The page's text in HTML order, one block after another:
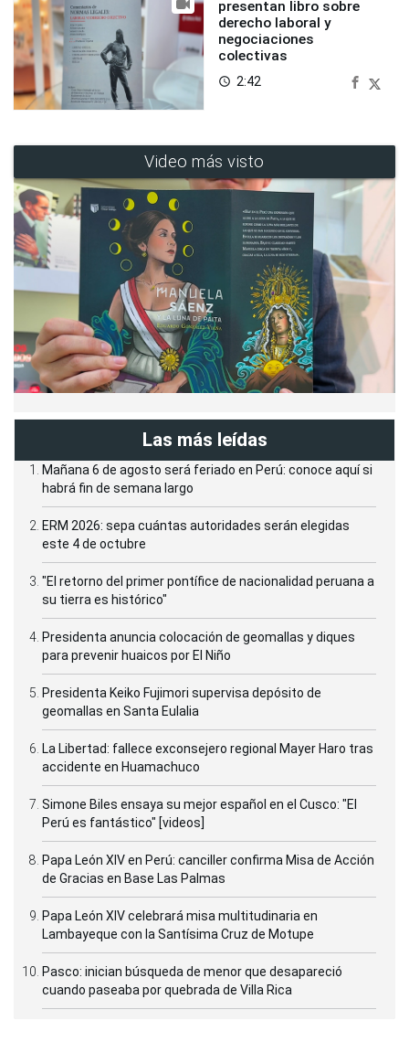
presentan libro sobre
derecho laboral y
negociaciones
colectivas
access_time 2:42
Video más visto
Las más leídas
Mañana 6 de agosto será feriado en Perú: conoce aquí si
habrá fin de semana largo
ERM 2026: sepa cuántas autoridades serán elegidas
este 4 de octubre
"El retorno del primer pontífice de nacionalidad peruana a
su tierra es histórico"
Presidenta anuncia colocación de geomallas y diques
para prevenir huaicos por El Niño
Presidenta Keiko Fujimori supervisa depósito de
geomallas en Santa Eulalia
La Libertad: fallece exconsejero regional Mayer Haro tras
accidente en Huamachuco
Simone Biles ensaya su mejor español en el Cusco: "El
Perú es fantástico" [videos]
Papa León XIV en Perú: canciller confirma Misa de Acción
de Gracias en Base Las Palmas
Papa León XIV celebrará misa multitudinaria en
Lambayeque con la Santísima Cruz de Motupe
Pasco: inician búsqueda de menor que desapareció
cuando paseaba por quebrada de Villa Rica